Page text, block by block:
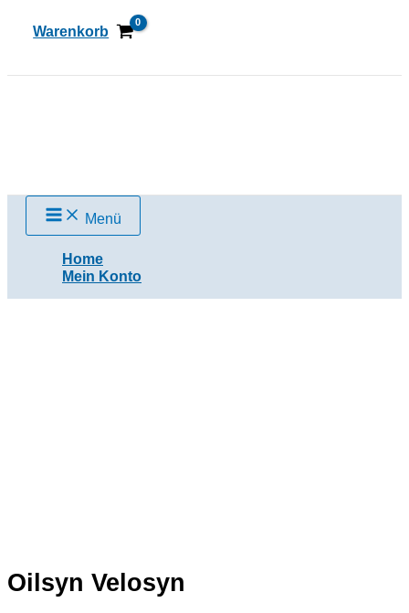
InhaltWarenkorb
Menü
Home
Mein Konto
Oilsyn Velosyn